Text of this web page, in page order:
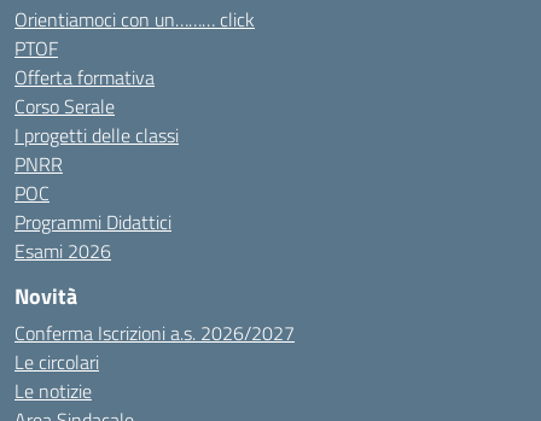
Orientiamoci con un……… click
PTOF
Offerta formativa
Corso Serale
I progetti delle classi
PNRR
POC
Programmi Didattici
Esami 2026
Novità
Conferma Iscrizioni a.s. 2026/2027
Le circolari
Le notizie